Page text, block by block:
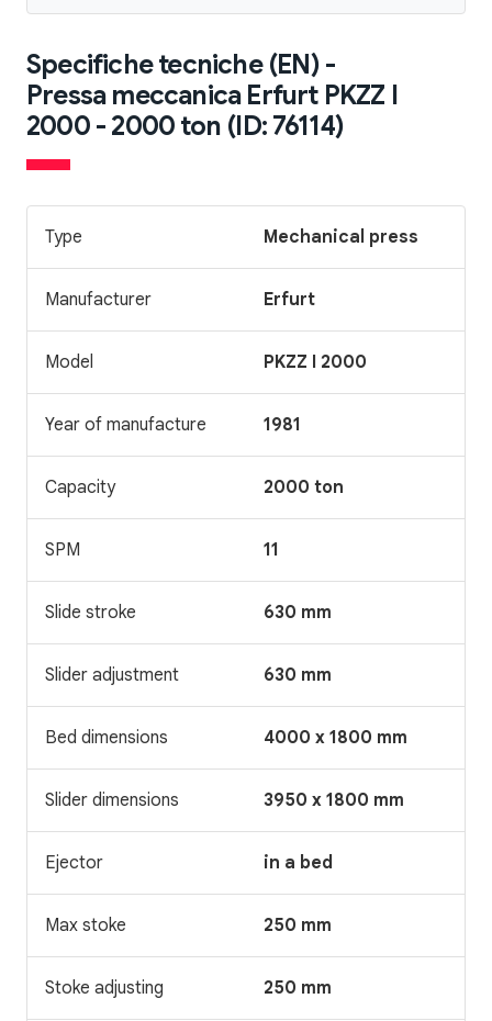
Specifiche tecniche (EN) -
Pressa meccanica Erfurt PKZZ I
2000 - 2000 ton (ID: 76114)
Type Mechanical press
Manufacturer Erfurt
Model PKZZ I 2000
Year of manufacture 1981
Capacity 2000 ton
SPM 11
Slide stroke 630 mm
Slider adjustment 630 mm
Bed dimensions 4000 x 1800 mm
Slider dimensions 3950 x 1800 mm
Ejector in a bed
Max stoke 250 mm
Stoke adjusting 250 mm